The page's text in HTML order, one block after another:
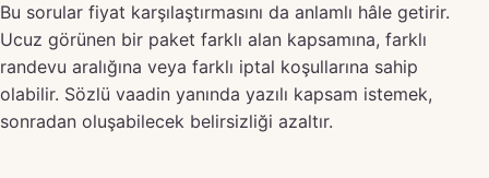
Bu sorular fiyat karşılaştırmasını da anlamlı hâle getirir.
Ucuz görünen bir paket farklı alan kapsamına, farklı
randevu aralığına veya farklı iptal koşullarına sahip
olabilir. Sözlü vaadin yanında yazılı kapsam istemek,
sonradan oluşabilecek belirsizliği azaltır.